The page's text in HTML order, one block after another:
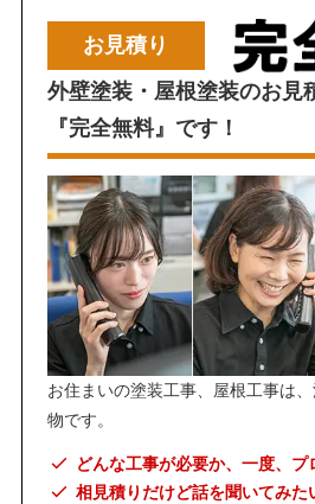
お見積り
外壁塗装・屋根塗装のお見
『完全無料』です！
お住まいの塗装工事、屋根工事は
物です。
どんな工事が必要か、一度、プ
相見積りだけど話を聞いてみた